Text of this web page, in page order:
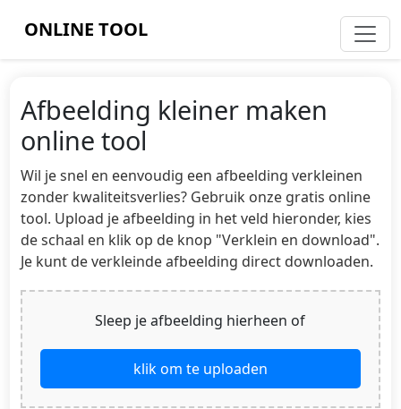
ONLINE TOOL
Afbeelding kleiner maken
online tool
Wil je snel en eenvoudig een afbeelding verkleinen
zonder kwaliteitsverlies? Gebruik onze gratis online
tool. Upload je afbeelding in het veld hieronder, kies
de schaal en klik op de knop "Verklein en download".
Je kunt de verkleinde afbeelding direct downloaden.
Sleep je afbeelding hierheen of
klik om te uploaden